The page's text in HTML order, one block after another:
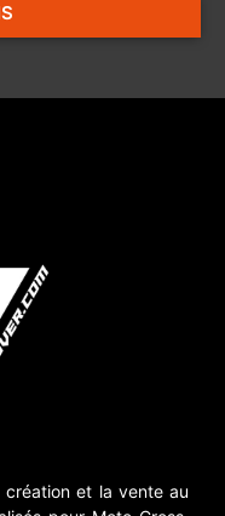
création et la vente au